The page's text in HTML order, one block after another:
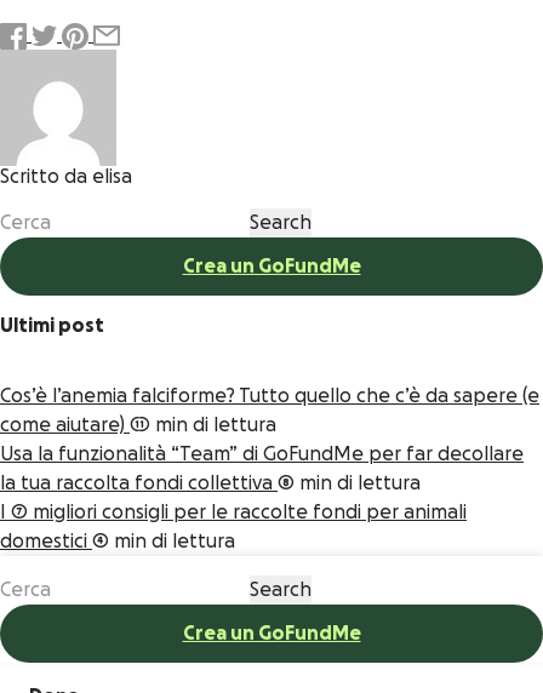
Scritto da elisa
Crea un GoFundMe
Ultimi post
Cos’è l’anemia falciforme? Tutto quello che c’è da sapere (e
come aiutare) 11 min di lettura
Usa la funzionalità “Team” di GoFundMe per far decollare
la tua raccolta fondi collettiva 8 min di lettura
I 7 migliori consigli per le raccolte fondi per animali
domestici 4 min di lettura
Crea un GoFundMe